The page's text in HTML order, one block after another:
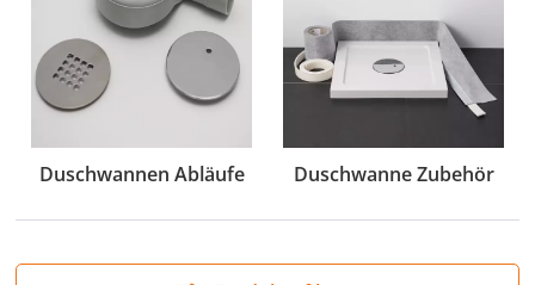
Duschwannen Abläufe Duschwanne Zubehör